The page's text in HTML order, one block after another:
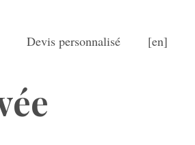
Devis personnalisé [en]